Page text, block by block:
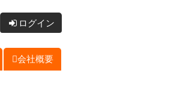
ログイン
会社概要